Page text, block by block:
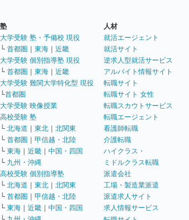
塾
大学受験 塾・予備校 現役
└ 首都圏 ｜ 東海 ｜ 近畿
大学受験 個別指導塾 現役
└ 首都圏 ｜ 東海 ｜ 近畿
大学受験 難関大学特化型 現役
└首都圏
大学受験 映像授業
高校受験 塾
└ 北海道 ｜ 東北 ｜ 北関東
└ 首都圏 ｜ 甲信越・北陸
└ 東海 ｜ 近畿 ｜ 中国・四国
└ 九州・沖縄
高校受験 個別指導塾
└ 北海道 ｜ 東北 ｜ 北関東
└ 首都圏 ｜ 甲信越・北陸
└ 東海 ｜ 近畿 ｜ 中国・四国
人材
就活エージェント
就活サイト
逆求人型就活サービス
アルバイト情報サイト
転職サイト
転職サイト 女性
転職スカウトサービス
転職エージェント
看護師転職
介護転職
ハイクラス・
ミドルクラス転職
派遣会社
工場・製造業派遣
派遣求人サイト
求人情報サービス